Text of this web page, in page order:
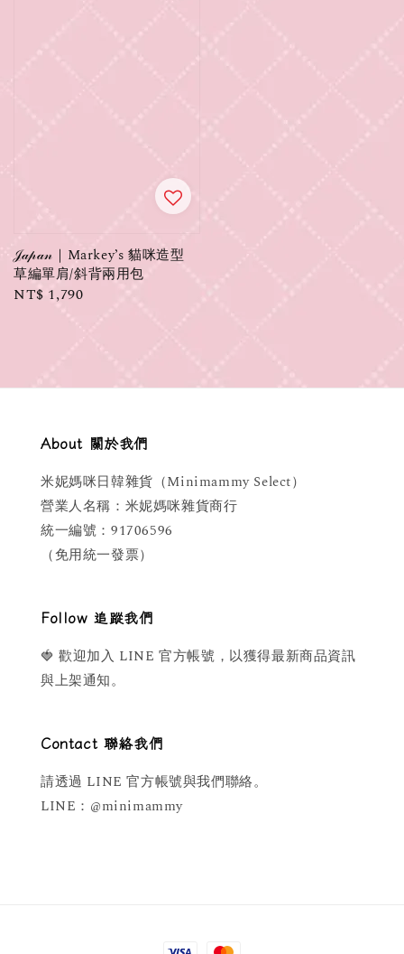
𝒥𝒶𝓅𝒶𝓃｜Markey’s 貓咪造型
草編單肩/斜背兩用包
Regular
NT$ 1,790
About 關於我們
米妮媽咪日韓雜貨（Minimammy Select）
營業人名稱：米妮媽咪雜貨商行
統一編號：91706596
（免用統一發票）
Follow 追蹤我們
🍓 歡迎加入 LINE 官方帳號，以獲得最新商品資訊
與上架通知。
Contact 聯絡我們
請透過 LINE 官方帳號與我們聯絡。
LINE：@minimammy